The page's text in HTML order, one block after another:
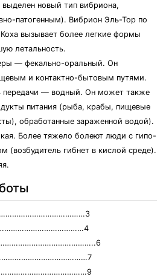
выделен новый тип вибриона,
патогенным). Вибрион Эль-Тор по
вызывает более легкие формы
летальность.
— фекально-оральный. Он
и контактно-бытовым путями.
передачи — водный. Он может также
питания (рыба, крабы, пищевые
обработанные зараженной водой).
Более тяжело болеют люди с гипо-
(возбудитель гибнет в кислой среде).